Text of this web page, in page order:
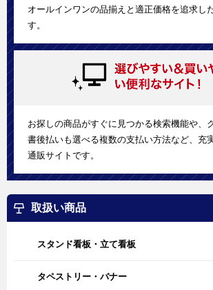
オールインワンの品揃えと適正価格を追求し
す。
お探しの商品がすぐに見つかる検索機能や、
書後払いも選べる複数の支払い方法など、充
通販サイトです。
取扱い商品
スタンド看板・立て看板
タペストリー・バナー